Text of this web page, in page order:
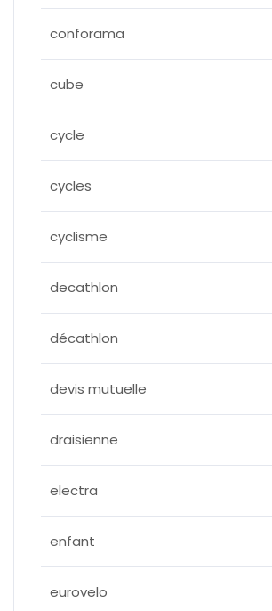
conforama
cube
cycle
cycles
cyclisme
decathlon
décathlon
devis mutuelle
draisienne
electra
enfant
eurovelo